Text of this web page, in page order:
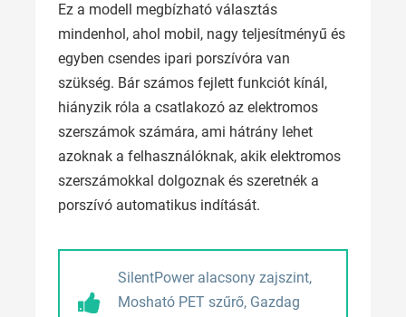
Ez a modell megbízható választás
mindenhol, ahol mobil, nagy teljesítményű és
egyben csendes ipari porszívóra van
szükség. Bár számos fejlett funkciót kínál,
hiányzik róla a csatlakozó az elektromos
szerszámok számára, ami hátrány lehet
azoknak a felhasználóknak, akik elektromos
szerszámokkal dolgoznak és szeretnék a
porszívó automatikus indítását.
SilentPower alacsony zajszint,
Mosható PET szűrő, Gazdag